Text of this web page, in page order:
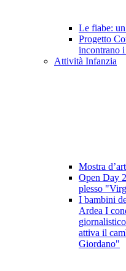
Le fiabe:
Progetto
incontrano
Attività Infanzia
Mostra
Open Day
plesso
I bambini
Ardea I
attiva il
Giordano"